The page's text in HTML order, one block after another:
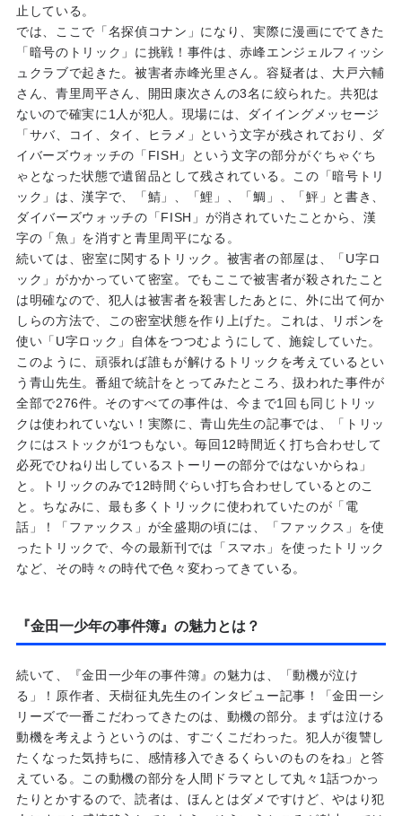
止している。
では、ここで「名探偵コナン」になり、実際に漫画にでてきた
「暗号のトリック」に挑戦！事件は、赤峰エンジェルフィッシ
ュクラブで起きた。被害者赤峰光里さん。容疑者は、大戸六輔
さん、青里周平さん、開田康次さんの3名に絞られた。共犯は
ないので確実に1人が犯人。現場には、ダイイングメッセージ
「サバ、コイ、タイ、ヒラメ」という文字が残されており、ダ
イバーズウォッチの「FISH」という文字の部分がぐちゃぐち
ゃとなった状態で遺留品として残されている。この「暗号トリ
ック」は、漢字で、「鯖」、「鯉」、「鯛」、「鮃」と書き、
ダイバーズウォッチの「FISH」が消されていたことから、漢
字の「魚」を消すと青里周平になる。
続いては、密室に関するトリック。被害者の部屋は、「U字ロ
ック」がかかっていて密室。でもここで被害者が殺されたこと
は明確なので、犯人は被害者を殺害したあとに、外に出て何か
しらの方法で、この密室状態を作り上げた。これは、リボンを
使い「U字ロック」自体をつつむようにして、施錠していた。
このように、頑張れば誰もが解けるトリックを考えているとい
う青山先生。番組で統計をとってみたところ、扱われた事件が
全部で276件。そのすべての事件は、今まで1回も同じトリッ
クは使われていない！実際に、青山先生の記事では、「トリッ
クにはストックが1つもない。毎回12時間近く打ち合わせして
必死でひねり出しているストーリーの部分ではないからね」
と。トリックのみで12時間ぐらい打ち合わせしているとのこ
と。ちなみに、最も多くトリックに使われていたのが「電
話」！「ファックス」が全盛期の頃には、「ファックス」を使
ったトリックで、今の最新刊では「スマホ」を使ったトリック
など、その時々の時代で色々変わってきている。
『金田一少年の事件簿』の魅力とは？
続いて、『金田一少年の事件簿』の魅力は、「動機が泣け
る」！原作者、天樹征丸先生のインタビュー記事！「金田一シ
リーズで一番こだわってきたのは、動機の部分。まずは泣ける
動機を考えようというのは、すごくこだわった。犯人が復讐し
たくなった気持ちに、感情移入できるくらいのものをね」と答
えている。この動機の部分を人間ドラマとして丸々1話つかっ
たりとかするので、読者は、ほんとはダメですけど、やはり犯